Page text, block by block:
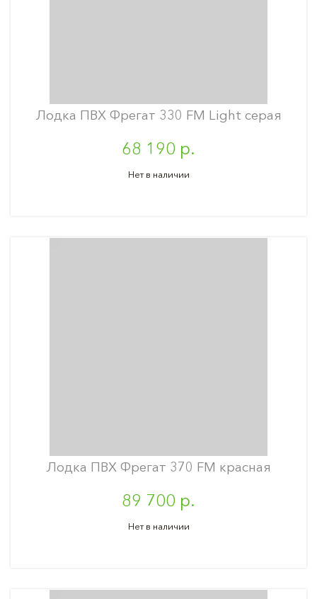
Лодка ПВХ Фрегат 330 FM Light серая
68 190 р.
Нет в наличии
Лодка ПВХ Фрегат 370 FM красная
89 700 р.
Нет в наличии